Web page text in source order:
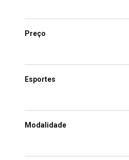
Preço
Esportes
Modalidade